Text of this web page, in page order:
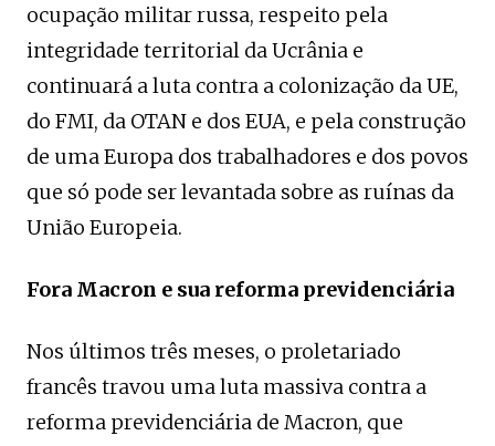
ocupação militar russa, respeito pela
integridade territorial da Ucrânia e
continuará a luta contra a colonização da UE,
do FMI, da OTAN e dos EUA, e pela construção
de uma Europa dos trabalhadores e dos povos
que só pode ser levantada sobre as ruínas da
União Europeia.
Fora Macron e sua reforma previdenciária
Nos últimos três meses, o proletariado
francês travou uma luta massiva contra a
reforma previdenciária de Macron, que